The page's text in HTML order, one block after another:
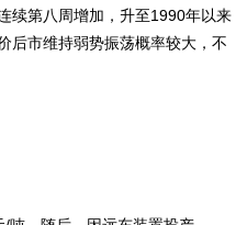
续第八周增加，升至1990年以来
后市维持弱势振荡概率较大，不